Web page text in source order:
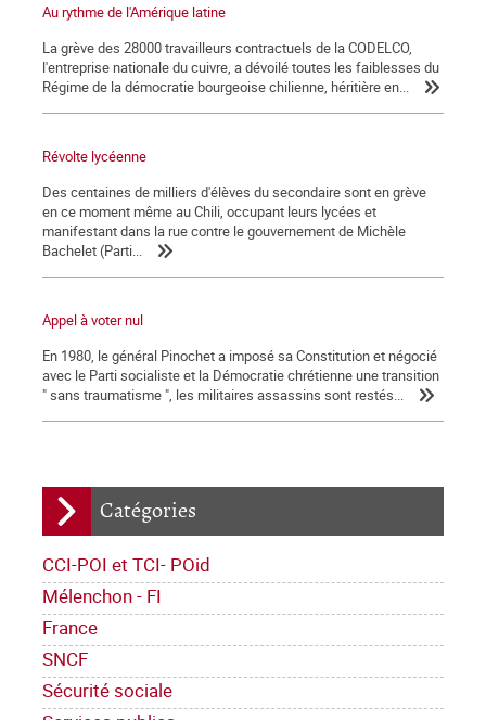
Catégories
CCI-POI et TCI- POid
Mélenchon - FI
France
SNCF
Sécurité sociale
Au rythme de l'Amérique latine
La grève des 28000 travailleurs contractuels de la CODELCO,
l'entreprise nationale du cuivre, a dévoilé toutes les faiblesses du
Régime de la démocratie bourgeoise chilienne, héritière en...
Révolte lycéenne
Des centaines de milliers d'élèves du secondaire sont en grève
en ce moment même au Chili, occupant leurs lycées et
manifestant dans la rue contre le gouvernement de Michèle
Bachelet (Parti...
Appel à voter nul
En 1980, le général Pinochet a imposé sa Constitution et négocié
avec le Parti socialiste et la Démocratie chrétienne une transition
" sans traumatisme ", les militaires assassins sont restés...